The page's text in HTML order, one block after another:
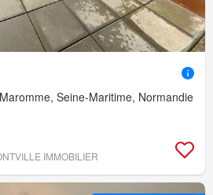
Seine-Maritime, Normandie
IMMOBILIER